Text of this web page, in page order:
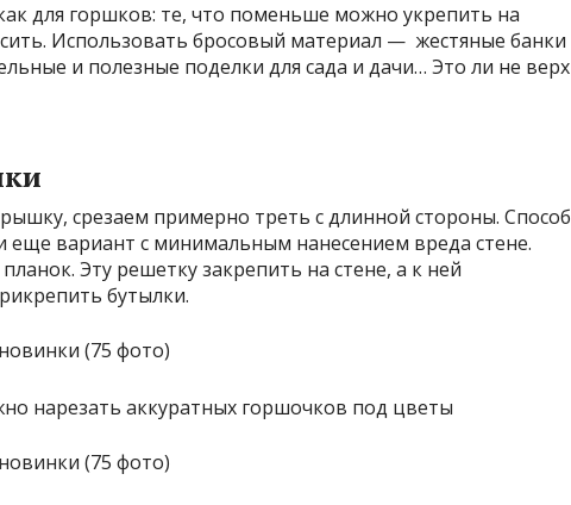
для горшков: те, что поменьше можно укрепить на
Использовать бросовый материал — жестяные банки
и полезные поделки для сада и дачи… Это ли не верх
срезаем примерно треть с длинной стороны. Способ
еще вариант с минимальным нанесением вреда стене.
Эту решетку закрепить на стене, а к ней
бутылки.
нарезать аккуратных горшочков под цветы